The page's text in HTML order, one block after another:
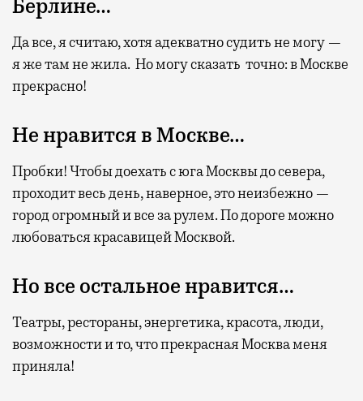
Берлине…
Да все, я считаю, хотя адекватно судить не могу —
я же там не жила. Но могу сказать точно: в Москве
прекрасно!
Не нравится в Москве…
Пробки! Чтобы доехать с юга Москвы до севера,
проходит весь день, наверное, это неизбежно —
город огромный и все за рулем. По дороге можно
любоваться красавицей Москвой.
Но все остальное нравится…
Театры, рестораны, энергетика, красота, люди,
возможности и то, что прекрасная Москва меня
приняла!